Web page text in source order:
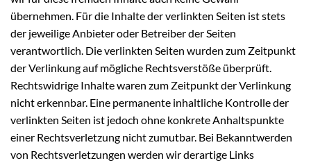
übernehmen. Für die Inhalte der verlinkten Seiten ist stets
der jeweilige Anbieter oder Betreiber der Seiten
verantwortlich. Die verlinkten Seiten wurden zum Zeitpunkt
der Verlinkung auf mögliche Rechtsverstöße überprüft.
Rechtswidrige Inhalte waren zum Zeitpunkt der Verlinkung
nicht erkennbar. Eine permanente inhaltliche Kontrolle der
verlinkten Seiten ist jedoch ohne konkrete Anhaltspunkte
einer Rechtsverletzung nicht zumutbar. Bei Bekanntwerden
von Rechtsverletzungen werden wir derartige Links